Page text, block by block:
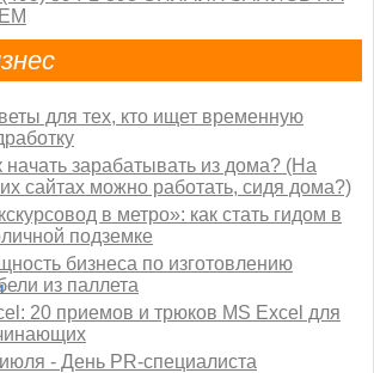
суд города Москвы
суд города Москвы
суд города Москвы
суд города Москвы
суд города Москвы
суд города Москвы
суд города Москвы
суд города Москвы
суд города Москвы
суд города Москвы
суд города Москвы
для тех, кто ищет временную
начать зарабатывать из дома? (На
сайтах можно работать, сидя дома?)
в метро»: как стать гидом в
подземке
бизнеса по изготовлению
из паллета
20 приемов и трюков MS Excel для
- День PR-специалиста